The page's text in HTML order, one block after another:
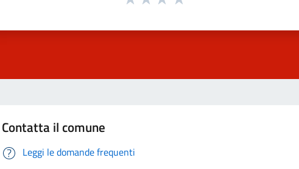
Contatta il comune
Leggi le domande frequenti